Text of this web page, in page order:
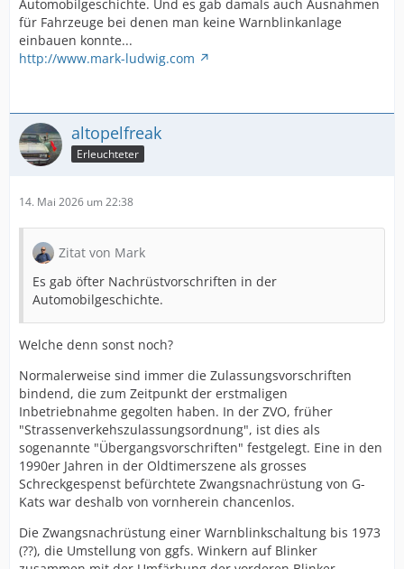
Automobilgeschichte. Und es gab damals auch Ausnahmen
für Fahrzeuge bei denen man keine Warnblinkanlage
einbauen konnte...
http://www.mark-ludwig.com
altopelfreak
Erleuchteter
14. Mai 2026 um 22:38
Zitat von Mark
Es gab öfter Nachrüstvorschriften in der
Automobilgeschichte.
Welche denn sonst noch?
Normalerweise sind immer die Zulassungsvorschriften
bindend, die zum Zeitpunkt der erstmaligen
Inbetriebnahme gegolten haben. In der ZVO, früher
"Strassenverkehszulassungsordnung", ist dies als
sogenannte "Übergangsvorschriften" festgelegt. Eine in den
1990er Jahren in der Oldtimerszene als grosses
Schreckgespenst befürchtete Zwangsnachrüstung von G-
Kats war deshalb von vornherein chancenlos.
Die Zwangsnachrüstung einer Warnblinkschaltung bis 1973
(??), die Umstellung von ggfs. Winkern auf Blinker